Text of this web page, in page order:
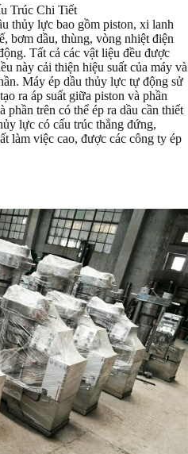
Trúc Chi Tiết
thủy lực bao gồm piston, xi lanh
bơm dầu, thùng, vòng nhiệt điện
Tất cả các vật liệu đều được
này cải thiện hiệu suất của máy và
Máy ép dầu thủy lực tự động sử
ra áp suất giữa piston và phần
phần trên có thể ép ra dầu cần thiết
lực có cấu trúc thẳng đứng,
làm việc cao, được các công ty ép